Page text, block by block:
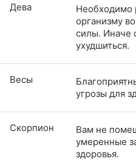
Дева
Необходимо
организму
силы. Иначе
ухудшиться.
Весы
угрозы для
Скорпион
Вам не
умеренные
здоровья.